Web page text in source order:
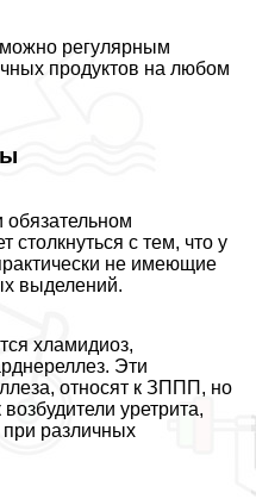
можно регулярным
продуктов на любом
с тем, что у
не имеющие
выделений.
xлaмидиоз,
Эти
относят к ЗППП, но
уретрита,
различных